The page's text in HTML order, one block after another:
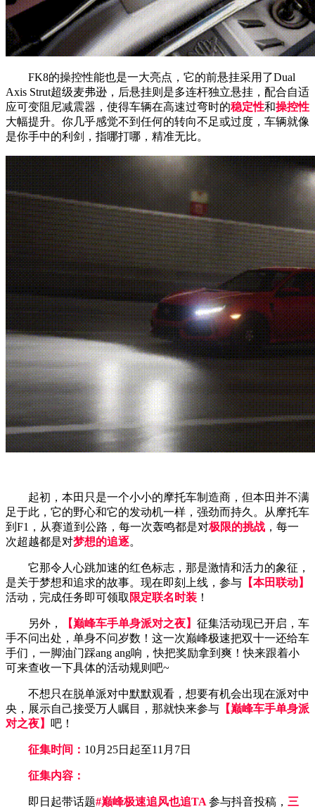
FK8的操控性能也是一大亮点，它的前悬挂采用了Dual
Axis Strut超级麦弗逊，后悬挂则是多连杆独立悬挂，配合自适
应可变阻尼减震器，使得车辆在高速过弯时的稳定性和操控性
大幅提升。你几乎感觉不到任何的转向不足或过度，车辆就像
是你手中的利剑，指哪打哪，精准无比。
起初，本田只是一个小小的摩托车制造商，但本田并不满
足于此，它的野心和它的发动机一样，强劲而持久。从摩托车
到F1，从赛道到公路，每一次轰鸣都是对极限的挑战 ，每一
次超越都是对梦想的追逐。
它那令人心跳加速的红色标志，那是激情和活力的象征，
是关于梦想和追求的故事。现在即刻上线，参与 【本田联动】
活动，完成任务即可领取 限定联名时装 ！
另外， 【巅峰车手单身派对之夜】 征集活动现已开启，车
手不问出处，单身不问岁数！这一次巅峰极速把双十一还给车
手们，一脚油门踩ang ang响，快把奖励拿到爽！快来跟着小
可来查收一下具体的活动规则吧~
不想只在脱单派对中默默观看，想要有机会出现在派对中
央，展示自己接受万人瞩目，那就快来参与 【巅峰车手单身派
对之夜】 吧！
征集时间： 10月25日起至11月7日
征集内容：
即日起带话题#巅峰极速追风也追TA参与抖音投稿， 三